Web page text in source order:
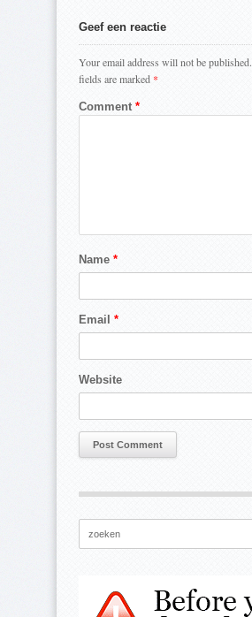
Geef een reactie
Your email address will not be published.
fields are marked *
Comment *
Name *
Email *
Website